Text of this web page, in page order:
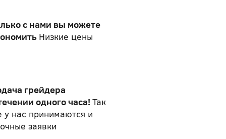
с нами вы можете
Низкие цены
грейдера
одного часа! Так
у нас принимаются и
заявки